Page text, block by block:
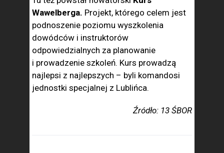
Wawelberga. Projekt, którego celem jest
podnoszenie poziomu wyszkolenia
dowódców i instruktorów
odpowiedzialnych za planowanie
i prowadzenie szkoleń. Kurs prowadzą
najlepsi z najlepszych – byli komandosi
jednostki specjalnej z Lublińca.
Źródło: 13 ŚBOR